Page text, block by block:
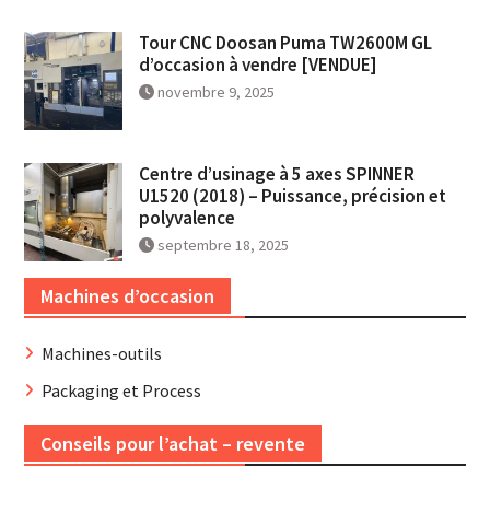
Tour CNC Doosan Puma TW2600M GL
d’occasion à vendre [VENDUE]
novembre 9, 2025
Centre d’usinage à 5 axes SPINNER
U1520 (2018) – Puissance, précision et
polyvalence
septembre 18, 2025
Machines d’occasion
Machines-outils
Packaging et Process
Conseils pour l’achat – revente